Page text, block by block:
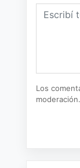
Los
moderación.